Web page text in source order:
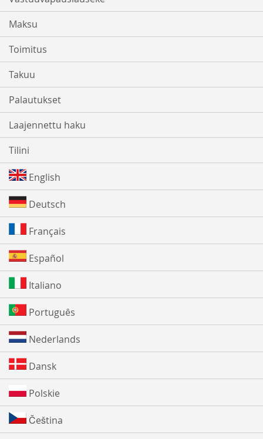
Maksu
Toimitus
Takuu
Palautukset
Laajennettu haku
Tilini
English
Deutsch
Français
Español
Italiano
Português
Nederlands
Dansk
Polskie
Čeština